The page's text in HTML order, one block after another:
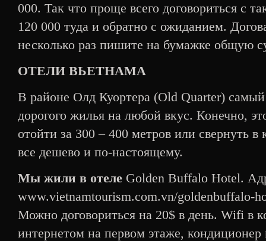
000. Так что проще всего договориться с
120 000 туда и обратно с ожиданием.
несколько раз пишите на бумажке общую
ОТЕЛИ ВЬЕТНАМА
В районе Олд Куортера (Old Quarter)
дорогого жилья на любой вкус. Конечно,
отойти за 300 – 400 метров или свернуть
все дешево и по-настоящему.
Мы жили в отеле Golden Buffalo Hotel.
www.vietnamtourism.com.vn/goldenbuffalo-
Можно договориться на 20$ в день. Wifi в
интернетом на первом этаже, кондиционер